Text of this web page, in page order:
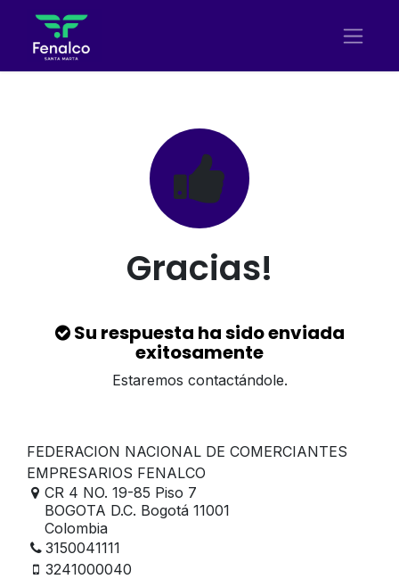
Ir al contenido
Gracias!
Su respuesta ha sido enviada
exitosamente
Estaremos contactándole.
FEDERACION NACIONAL DE COMERCIANTES
EMPRESARIOS FENALCO
CR 4 NO. 19-85 Piso 7
BOGOTA D.C. Bogotá 11001
Colombia
3150041111
3241000040